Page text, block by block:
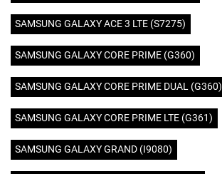
SAMSUNG GALAXY ACE 3 LTE (S7275)
SAMSUNG GALAXY CORE PRIME (G360)
SAMSUNG GALAXY CORE PRIME DUAL (G360)
SAMSUNG GALAXY CORE PRIME LTE (G361)
SAMSUNG GALAXY GRAND (I9080)